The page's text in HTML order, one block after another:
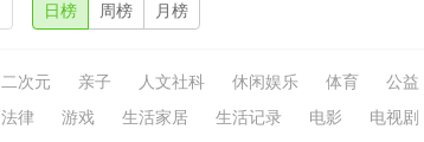
日榜 周榜 月榜
二次元 亲子 人文社科 休闲娱乐 体育 公益
法律 游戏 生活家居 生活记录 电影 电视剧